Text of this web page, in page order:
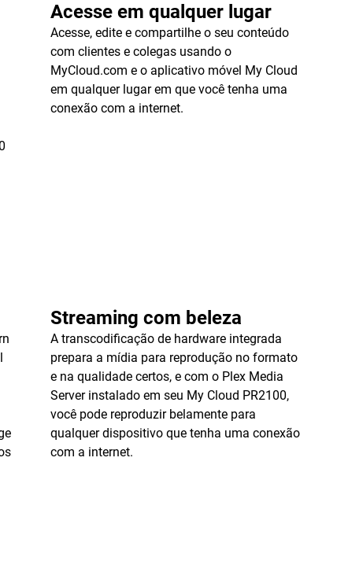
Acesse em qualquer lugar
Acesse, edite e compartilhe o seu conteúdo
com clientes e colegas usando o
MyCloud.com e o aplicativo móvel My Cloud
em qualquer lugar em que você tenha uma
conexão com a internet.
Streaming com beleza
A transcodificação de hardware integrada
prepara a mídia para reprodução no formato
e na qualidade certos, e com o Plex Media
Server instalado em seu My Cloud PR2100,
você pode reproduzir belamente para
qualquer dispositivo que tenha uma conexão
com a internet.